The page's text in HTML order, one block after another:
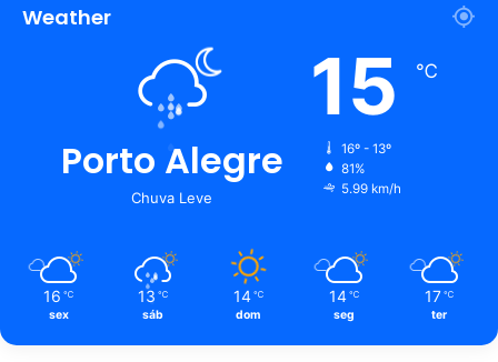
Weather
Porto Alegre
Chuva Leve
15 ℃
16º - 13º
81%
5.99 km/h
16 ℃
sex
13 ℃
sáb
14 ℃
dom
14 ℃
seg
17 ℃
ter